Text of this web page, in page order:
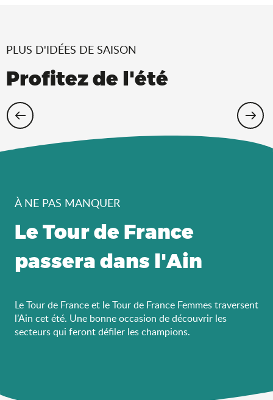
PLUS D'IDÉES DE SAISON
Profitez de l'été
Cet été, échappez-vous dans l’Ain !
À NE PAS MANQUER
Le Tour de France
passera dans l'Ain
Le Tour de France et le Tour de France Femmes traversent
l’Ain cet été. Une bonne occasion de découvrir les
secteurs qui feront défiler les champions.